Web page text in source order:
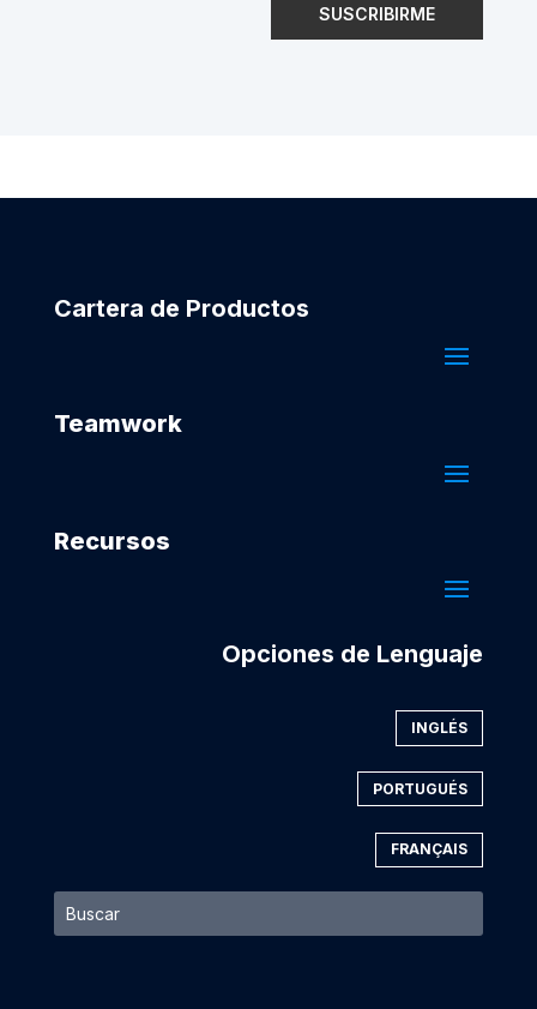
SUSCRIBIRME
Cartera de Productos
Teamwork
Recursos
Opciones de Lenguaje
INGLÉS
PORTUGUÉS
FRANÇAIS